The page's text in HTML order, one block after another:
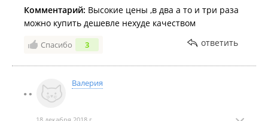
Комментарий: Высокие цены ,в два а то и три раза
можно купить дешевле нехуде качеством
Спасибо 3 ответить
Валерия